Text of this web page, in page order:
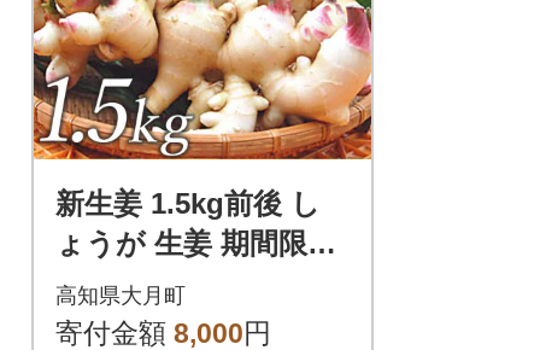
新生姜 1.5kg前後 し
ょうが 生姜 期間限定
旬野菜 薬味 穫れたて
産地直送 ジンジャー
高知県大月町
寄付金額 8,000円